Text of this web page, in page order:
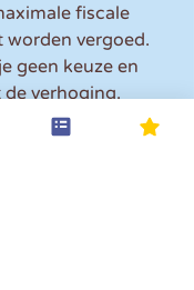
fiscale
vergoed.
geen keuze en
verhoging.